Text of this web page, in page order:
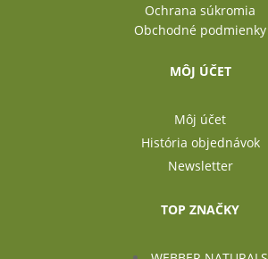
Ochrana súkromia
Obchodné podmienky
MÔJ ÚČET
Môj účet
História objednávok
Newsletter
TOP ZNAČKY